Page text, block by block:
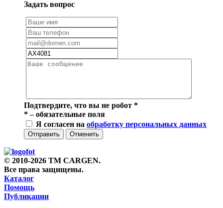
Задать вопрос
Подтвердите, что вы не робот *
*– обязательные поля
Я согласен на обработку персональных данных
Отправить Отменить
© 2010-2026 TM CARGEN.
Все права защищены.
Каталог
Помощь
Публикации